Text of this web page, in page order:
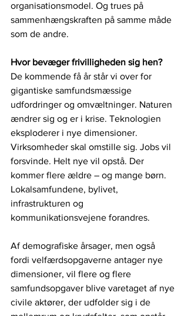
organisationsmodel. Og trues på
sammenhængskraften på samme måde
som de andre.
Hvor bevæger frivilligheden sig hen?
De kommende få år står vi over for
gigantiske samfundsmæssige
udfordringer og omvæltninger. Naturen
ændrer sig og er i krise. Teknologien
eksploderer i nye dimensioner.
Virksomheder skal omstille sig. Jobs vil
forsvinde. Helt nye vil opstå. Der
kommer flere ældre – og mange børn.
Lokalsamfundene, bylivet,
infrastrukturen og
kommunikationsvejene forandres.
Af demografiske årsager, men også
fordi velfærdsopgaverne antager nye
dimensioner, vil flere og flere
samfundsopgaver blive varetaget af nye
civile aktører, der udfolder sig i de